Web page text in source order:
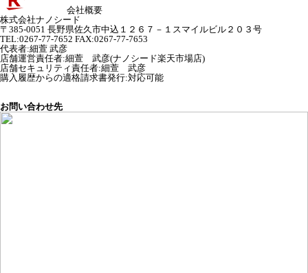
会社概要
株式会社ナノシード
〒385-0051 長野県佐久市中込１２６７－１スマイルビル２０３号
TEL:0267-77-7652 FAX:0267-77-7653
代表者:細萱 武彦
店舗運営責任者:細萱 武彦(ナノシード楽天市場店)
店舗セキュリティ責任者:細萱 武彦
購入履歴からの適格請求書発行:対応可能
お問い合わせ先